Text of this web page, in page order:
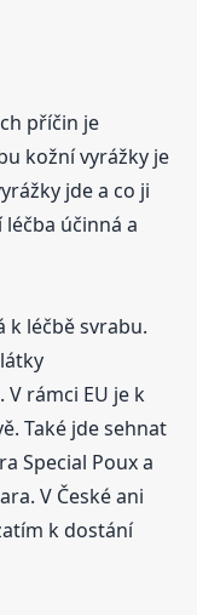
příčin je
kožní vyrážky je
jde a co ji
účinná a
k léčbě svrabu.
rámci EU je k
Také jde sehnat
Special Poux a
V České ani
k dostání